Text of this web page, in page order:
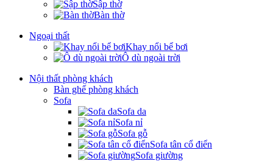
Sập thờ
Bàn thờ
Ngoại thất
Khay nổi bể bơi
Ô dù ngoài trời
Nội thất phòng khách
Bàn ghế phòng khách
Sofa
Sofa da
Sofa nỉ
Sofa gỗ
Sofa tân cổ điển
Sofa giường